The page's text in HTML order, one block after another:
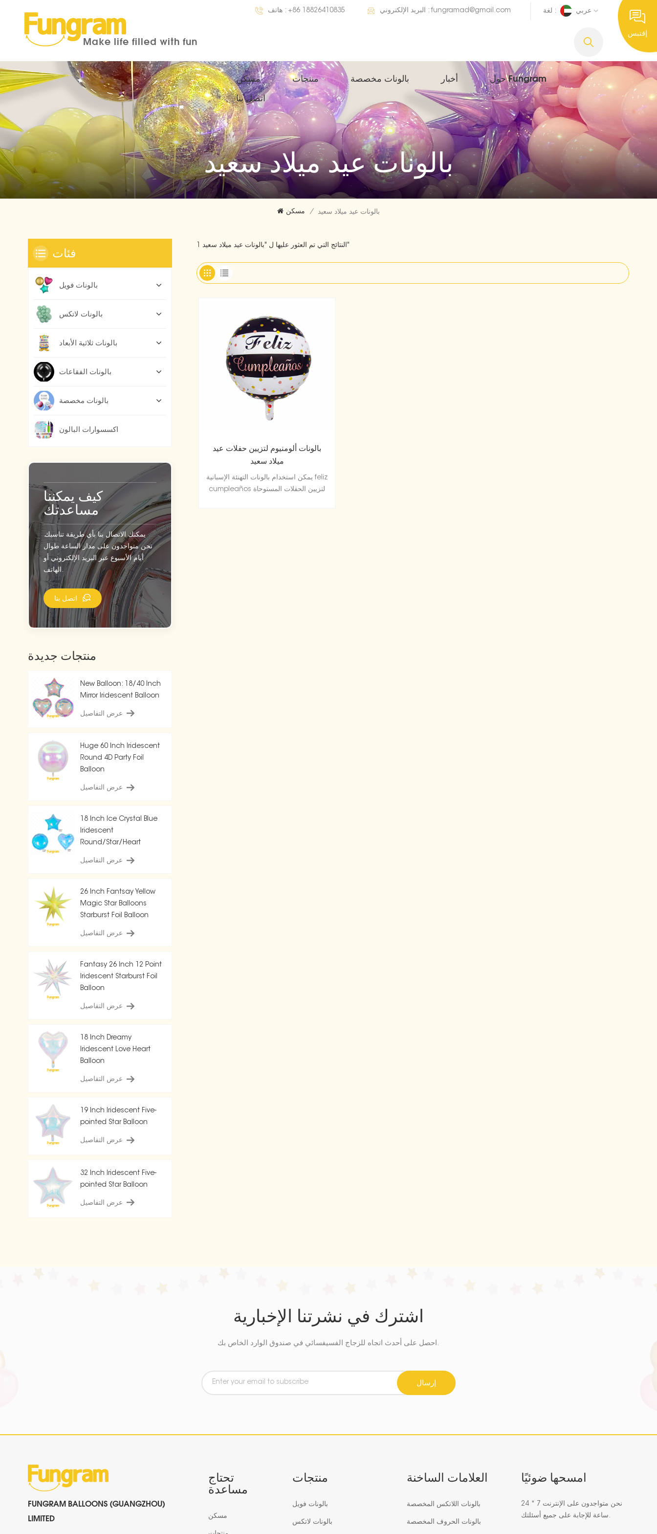
إقتبس
لغة : عربي هاتف : +86 18826410835 البريد الإلكتروني :fungramad@gmail.com
مسكن منتجات بالونات مخصصة أخبار
حول Fungram
اتصل بنا
Make life filled with fun
بالونات عيد ميلاد سعيد
مسكن / بالونات عيد ميلاد سعيد
1 النتائج التي تم العثور عليها ل "بالونات عيد ميلاد سعيد"
بالونات ألومنيوم لتزيين حفلات عيد
ميلاد سعيد
يمكن استخدام بالونات التهنئة الإسبانية feliz
cumpleaños لتزيين الحفلات المستوحاة
فئات
بالونات فويل
بالونات لاتكس
بالونات ثلاثية الأبعاد
بالونات الفقاعات
بالونات مخصصة
اكسسوارات البالون
كيف يمكننا
مساعدتك
يمكنك الاتصال بنا بأي طريقة تناسبك.
نحن متواجدون على مدار الساعة طوال
أيام الأسبوع عبر البريد الإلكتروني أو
الهاتف.
اتصل بنا
منتجات جديدة
New Balloon: 18/40 Inch
Mirror Iridescent Balloon
عرض التفاصيل
Huge 60 Inch Iridescent
Round 4D Party Foil
Balloon
عرض التفاصيل
18 Inch Ice Crystal Blue
Iridescent
Round/Star/Heart
عرض التفاصيل
26 Inch Fantsay Yellow
Magic Star Balloons
Starburst Foil Balloon
عرض التفاصيل
Fantasy 26 Inch 12 Point
Iridescent Starburst Foil
Balloon
عرض التفاصيل
18 Inch Dreamy
Iridescent Love Heart
Balloon
عرض التفاصيل
19 Inch Iridescent Five-
pointed Star Balloon
عرض التفاصيل
32 Inch Iridescent Five-
pointed Star Balloon
عرض التفاصيل
اشترك في نشرتنا الإخبارية
احصل على أحدث اتجاه للزجاج الفسيفسائي في صندوق الوارد الخاص بك.
إرسال
FUNGRAM BALLOONS (GUANGZHOU)
LIMITED
تحتاج
مساعدة
مسكن
منتجات
بالونات فويل
بالونات لاتكس
العلامات الساخنة
بالونات اللاتكس المخصصة
بالونات الحروف المخصصة
امسحها ضوئيًا
نحن متواجدون على الإنترنت 7 * 24
ساعة للإجابة على جميع أسئلتك.